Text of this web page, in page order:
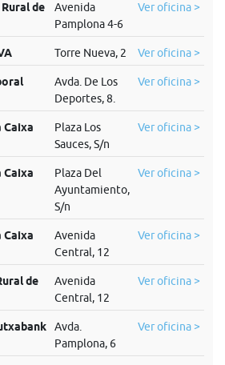
de
Avenida
Pamplona 4-6
Ver oficina >
Torre Nueva, 2 Ver oficina >
Avda. De Los
Deportes, 8.
Ver oficina >
Plaza Los
Sauces, S/n
Ver oficina >
Plaza Del
Ayuntamiento,
S/n
Ver oficina >
Avenida
Central, 12
Ver oficina >
de
Avenida
Central, 12
Ver oficina >
Avda.
Pamplona, 6
Ver oficina >